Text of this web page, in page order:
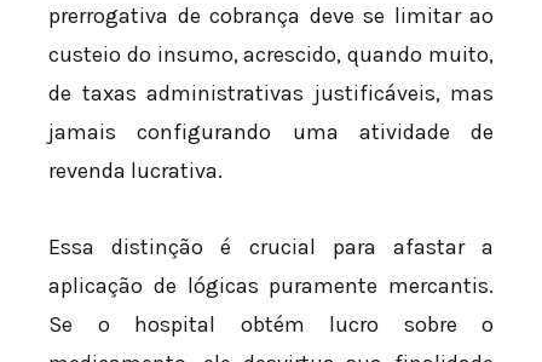
prerrogativa de cobrança deve se limitar ao
custeio do insumo, acrescido, quando muito,
de taxas administrativas justificáveis, mas
jamais configurando uma atividade de
revenda lucrativa.
Essa distinção é crucial para afastar a
aplicação de lógicas puramente mercantis.
Se o hospital obtém lucro sobre o